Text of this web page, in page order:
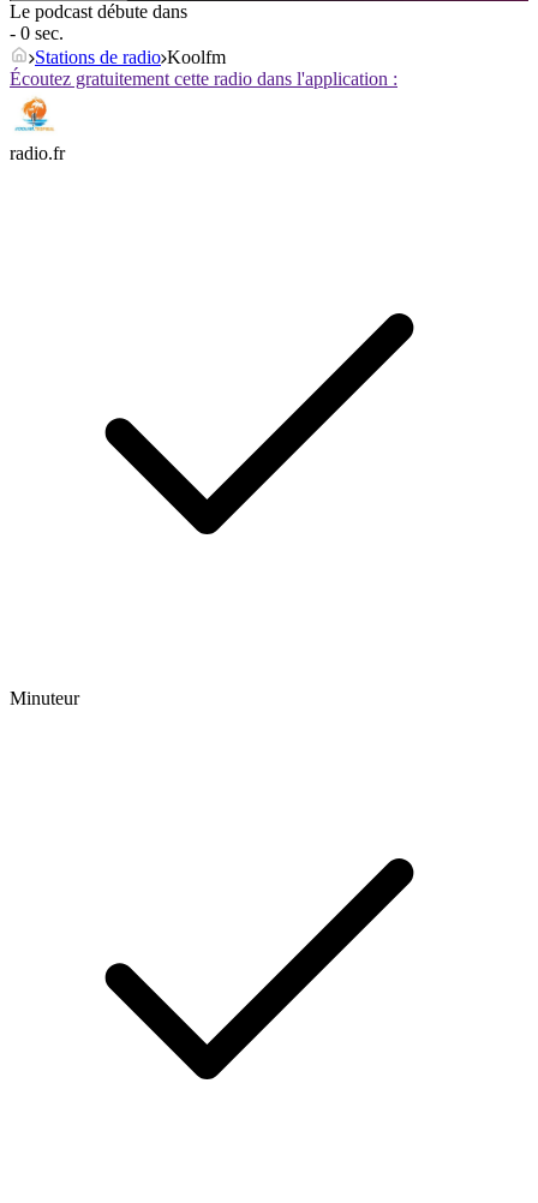
Le podcast débute dans
- 0 sec.
Stations de radio Koolfm
Écoutez gratuitement cette radio dans l'application :
radio.fr
Minuteur